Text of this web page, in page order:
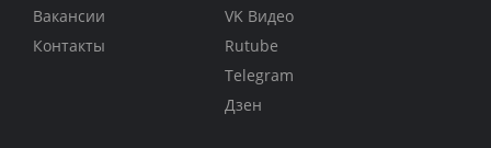
Вакансии
Контакты
VK Видео
Rutube
Telegram
Дзен